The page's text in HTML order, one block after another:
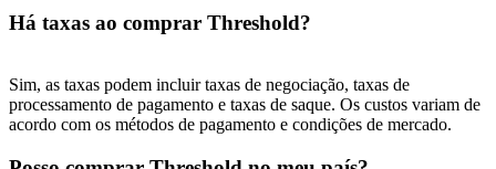
Há taxas ao comprar Threshold?
Sim, as taxas podem incluir taxas de negociação, taxas de
processamento de pagamento e taxas de saque. Os custos variam de
acordo com os métodos de pagamento e condições de mercado.